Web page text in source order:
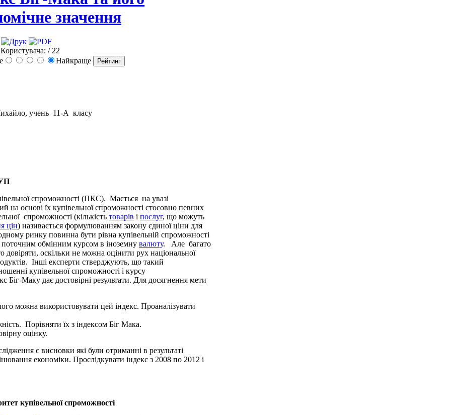
значення
/ 22
Найкраще
учень 11-А класу
спроможності (ПКС). Мається на увазі
на основі їх купівельної спроможності стосовно певних
спроможності (кількість товарів і послуг, що можуть
цін) називається формулюванням закону єдиної ціни для
ринку повинна бути рівна купівельній спроможності
поточним обмінним курсом в іноземну валюту. Але багато
довіряти, оскільки не можна оцінити рух національної
Інші експерти стверджують, що такий
купівельної спроможності і курсу
дає достовірні результати. Для досягнення мети
можна використовувати цей індекс. Проаналізувати
Порівняти їх з індексом Біг Мака.
оцінку.
є висновки які були отриманні в результаті
економіки. Прослідкувати індекс з 2008 по 2012 і
купівельної спроможності